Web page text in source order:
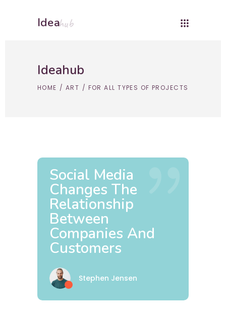
Ideahub
Ideahub
HOME / ART / FOR ALL TYPES OF PROJECTS
Social Media
Changes The
Relationship
Between
Companies And
Customers
Stephen Jensen